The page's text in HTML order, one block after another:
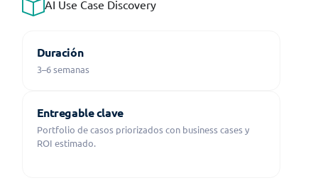
AI Use Case Discovery
Duración
3–6 semanas
Entregable clave
Portfolio de casos priorizados con business cases y
ROI estimado.